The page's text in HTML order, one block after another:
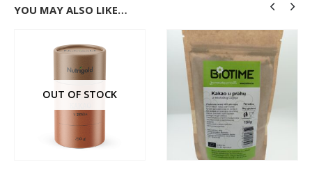
YOU MAY ALSO LIKE…
OUT OF STOCK